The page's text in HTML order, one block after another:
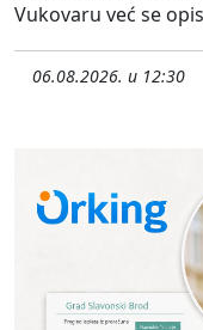
Vukovaru već se
06.08.2026. u 12:30